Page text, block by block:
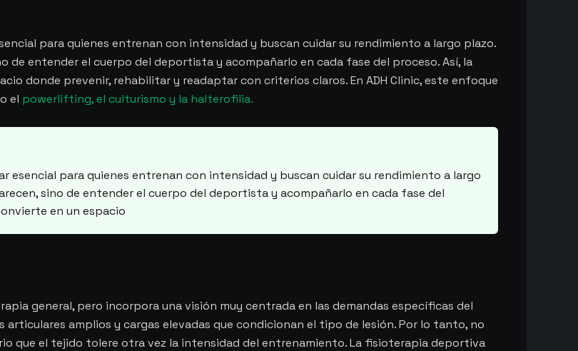
para quienes entrenan con intensidad y buscan cuidar su rendimiento a largo plazo.
de entender el cuerpo del deportista y acompañarlo en cada fase del proceso. Así, la
donde prevenir, rehabilitar y readaptar con criterios claros. En ADH Clinic, este enfoque
el powerlifting, el culturismo y la halterofilia.
para quienes entrenan con intensidad y buscan cuidar su rendimiento a largo
sino de entender el cuerpo del deportista y acompañarlo en cada fase del
en un espacio
general, pero incorpora una visión muy centrada en las demandas específicas del
amplios y cargas elevadas que condicionan el tipo de lesión. Por lo tanto, no
que el tejido tolere otra vez la intensidad del entrenamiento. La fisioterapia deportiva